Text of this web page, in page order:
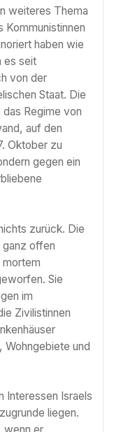
weiteres Thema
Kommunistinnen
haben wie
es seit
von der
Staat. Die
Regime von
auf den
Oktober zu
gegen ein
zurück. Die
ganz offen
mortem
Sie
im
Zivilistinnen
und
Interessen Israels
liegen.